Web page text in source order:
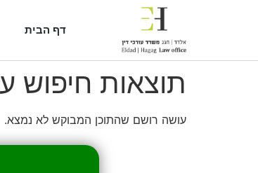
דף הבית
תוצאות חיפוש
עושה רושם שהתוכן המבוקש לא נמצא.